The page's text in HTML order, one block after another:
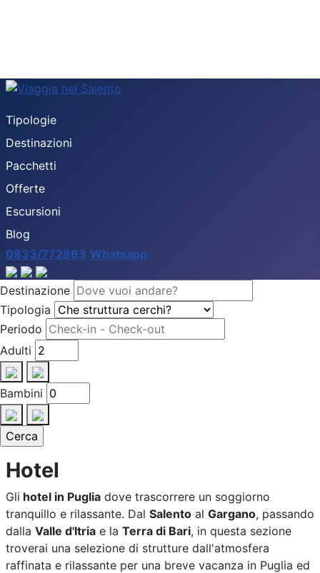
Tipologie
Destinazioni
Pacchetti
Offerte
Escursioni
Blog
0833/772863 Whatsapp
Destinazione
Tipologia
Periodo
Adulti
Bambini
Hotel
Gli hotel in Puglia dove trascorrere un soggiorno
tranquillo e rilassante. Dal Salento al Gargano, passando
dalla Valle d'Itria e la Terra di Bari, in questa sezione
troverai una selezione di strutture dall'atmosfera
raffinata e rilassante per una breve vacanza in Puglia ed